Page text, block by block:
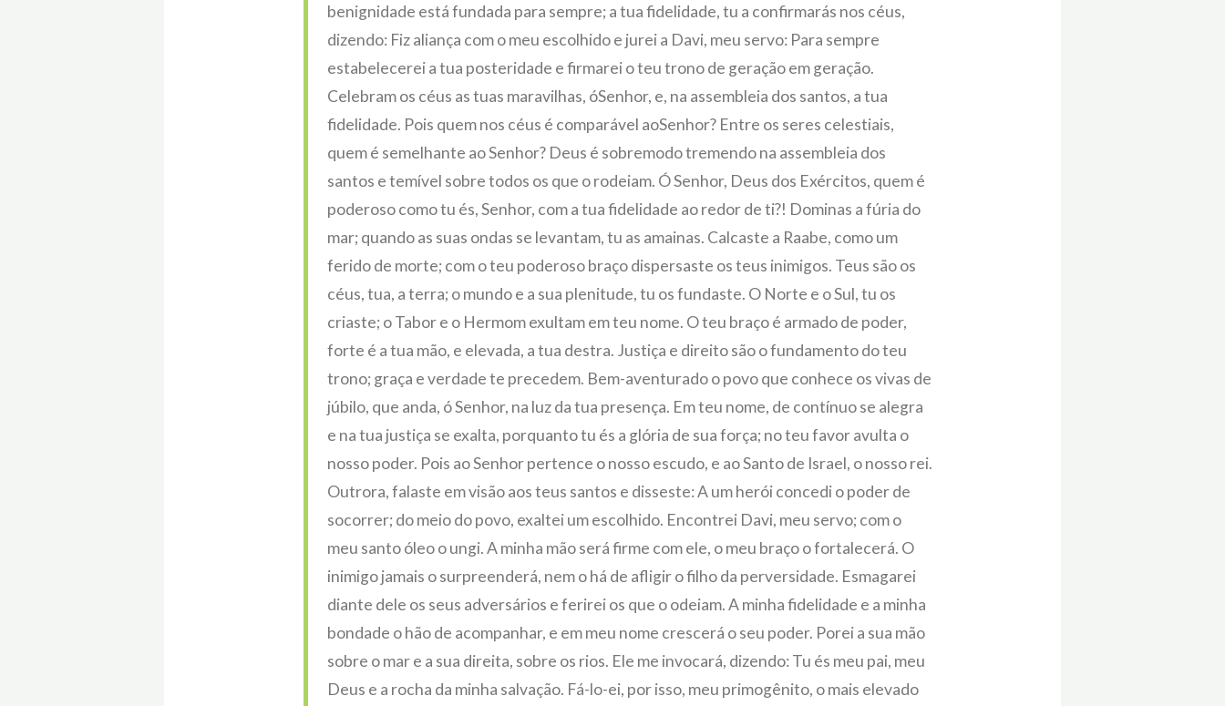
benignidade está fundada para sempre; a tua fidelidade, tu a confirmarás nos céus,
dizendo: Fiz aliança com o meu escolhido e jurei a Davi, meu servo: Para sempre
estabelecerei a tua posteridade e firmarei o teu trono de geração em geração.
Celebram os céus as tuas maravilhas, óSenhor, e, na assembleia dos santos, a tua
fidelidade. Pois quem nos céus é comparável aoSenhor? Entre os seres celestiais,
quem é semelhante ao Senhor? Deus é sobremodo tremendo na assembleia dos
santos e temível sobre todos os que o rodeiam. Ó Senhor, Deus dos Exércitos, quem é
poderoso como tu és, Senhor, com a tua fidelidade ao redor de ti?! Dominas a fúria do
mar; quando as suas ondas se levantam, tu as amainas. Calcaste a Raabe, como um
ferido de morte; com o teu poderoso braço dispersaste os teus inimigos. Teus são os
céus, tua, a terra; o mundo e a sua plenitude, tu os fundaste. O Norte e o Sul, tu os
criaste; o Tabor e o Hermom exultam em teu nome. O teu braço é armado de poder,
forte é a tua mão, e elevada, a tua destra. Justiça e direito são o fundamento do teu
trono; graça e verdade te precedem. Bem-aventurado o povo que conhece os vivas de
júbilo, que anda, ó Senhor, na luz da tua presença. Em teu nome, de contínuo se alegra
e na tua justiça se exalta, porquanto tu és a glória de sua força; no teu favor avulta o
nosso poder. Pois ao Senhor pertence o nosso escudo, e ao Santo de Israel, o nosso rei.
Outrora, falaste em visão aos teus santos e disseste: A um herói concedi o poder de
socorrer; do meio do povo, exaltei um escolhido. Encontrei Davi, meu servo; com o
meu santo óleo o ungi. A minha mão será firme com ele, o meu braço o fortalecerá. O
inimigo jamais o surpreenderá, nem o há de afligir o filho da perversidade. Esmagarei
diante dele os seus adversários e ferirei os que o odeiam. A minha fidelidade e a minha
bondade o hão de acompanhar, e em meu nome crescerá o seu poder. Porei a sua mão
sobre o mar e a sua direita, sobre os rios. Ele me invocará, dizendo: Tu és meu pai, meu
Deus e a rocha da minha salvação. Fá-lo-ei, por isso, meu primogênito, o mais elevado